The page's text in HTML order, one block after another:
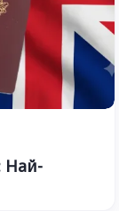
Най-